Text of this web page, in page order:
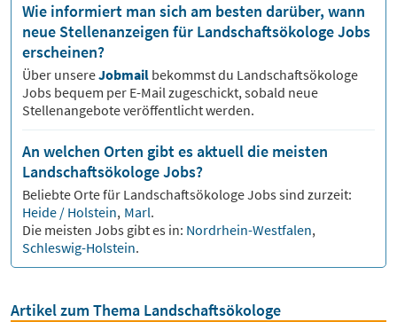
Wie informiert man sich am besten darüber, wann
neue Stellenanzeigen für Landschaftsökologe Jobs
erscheinen?
Über unsereJobmail bekommst du Landschaftsökologe
Jobs bequem per E-Mail zugeschickt, sobald neue
Stellenangebote veröffentlicht werden.
An welchen Orten gibt es aktuell die meisten
Landschaftsökologe Jobs?
Beliebte Orte für LandschaftsökologeJobs sind zurzeit:
Heide / Holstein, Marl.
Die meisten Jobs gibt es in: Nordrhein-Westfalen,
Schleswig-Holstein.
Artikel zum Thema Landschaftsökologe